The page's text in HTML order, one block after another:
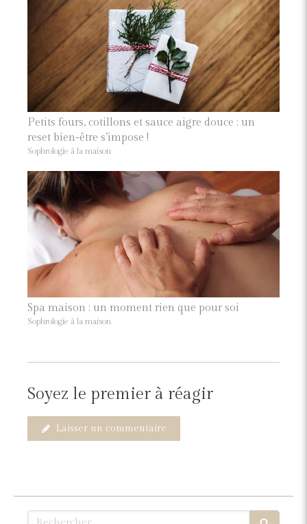
Petits fours, cotillons et sauce aigre douce : un
reset bien-être s’impose !
Sophrologie à la maison
Spa maison : un moment rien que pour soi
Sophrologie à la maison
Soyez le premier à réagir
Laisser un commentaire
Rechercher